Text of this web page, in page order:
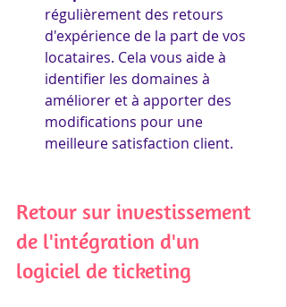
régulièrement des retours
d'expérience de la part de vos
locataires. Cela vous aide à
identifier les domaines à
améliorer et à apporter des
modifications pour une
meilleure satisfaction client.
Retour sur investissement
de l'intégration d'un
logiciel de ticketing